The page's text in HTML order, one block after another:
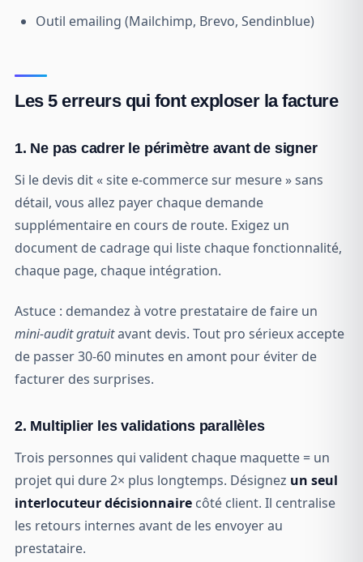
Outil emailing (Mailchimp, Brevo, Sendinblue)
Les 5 erreurs qui font exploser la facture
1. Ne pas cadrer le périmètre avant de signer
Si le devis dit « site e-commerce sur mesure » sans
détail, vous allez payer chaque demande
supplémentaire en cours de route. Exigez un
document de cadrage qui liste chaque fonctionnalité,
chaque page, chaque intégration.
Astuce : demandez à votre prestataire de faire un
mini-audit gratuitavant devis. Tout pro sérieux accepte
de passer 30-60 minutes en amont pour éviter de
facturer des surprises.
2. Multiplier les validations parallèles
Trois personnes qui valident chaque maquette = un
projet qui dure 2× plus longtemps. Désignez un seul
interlocuteur décisionnaire côté client. Il centralise
les retours internes avant de les envoyer au
prestataire.